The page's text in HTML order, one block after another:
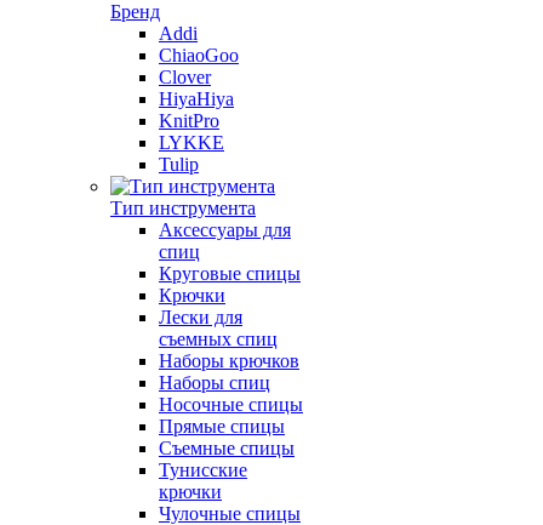
Бренд
Addi
ChiaoGoo
Clover
HiyaHiya
KnitPro
LYKKE
Tulip
Тип инструмента
Аксессуары для
спиц
Круговые спицы
Крючки
Лески для
съемных спиц
Наборы крючков
Наборы спиц
Носочные спицы
Прямые спицы
Съемные спицы
Тунисские
крючки
Чулочные спицы